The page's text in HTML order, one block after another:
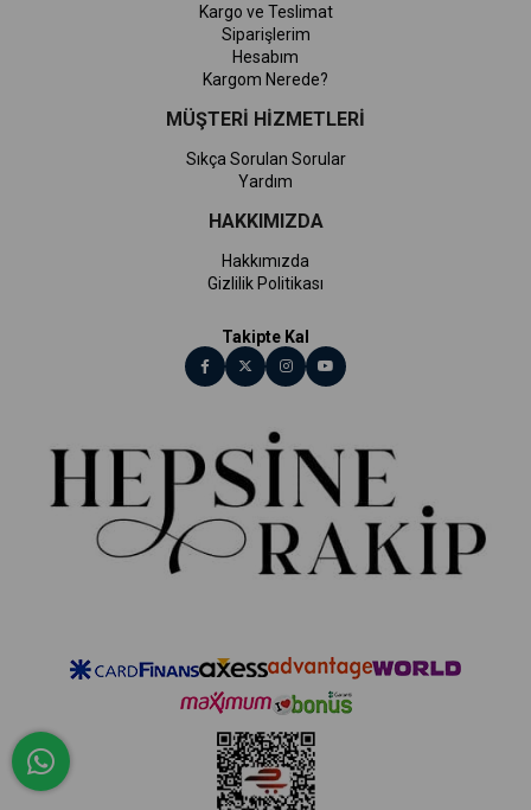
Kargo ve Teslimat
Siparişlerim
Hesabım
Kargom Nerede?
MÜŞTERİ HİZMETLERİ
Sıkça Sorulan Sorular
Yardım
HAKKIMIZDA
Hakkımızda
Gizlilik Politikası
Takipte Kal